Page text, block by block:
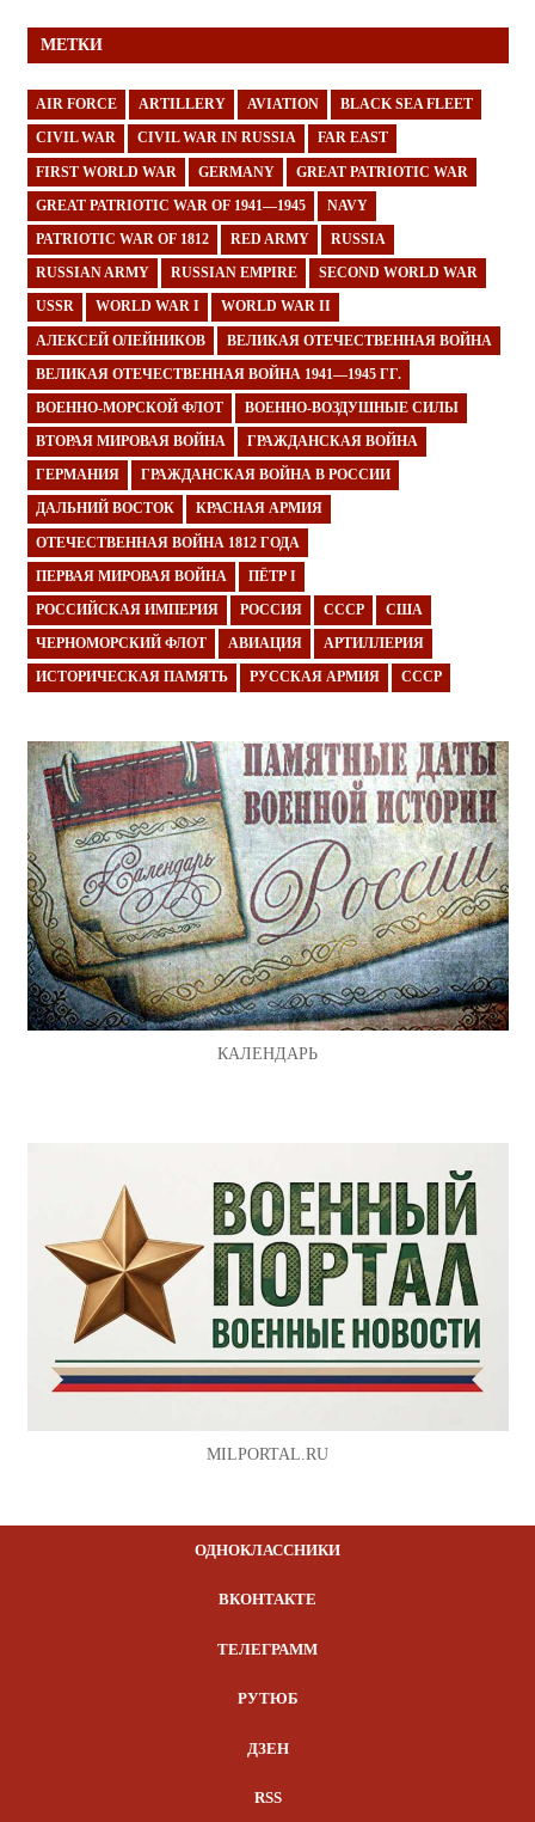
МЕТКИ
AIR FORCE ARTILLERY AVIATION BLACK SEA FLEET
CIVIL WAR CIVIL WAR IN RUSSIA FAR EAST
FIRST WORLD WAR GERMANY GREAT PATRIOTIC WAR
GREAT PATRIOTIC WAR OF 1941—1945 NAVY
PATRIOTIC WAR OF 1812 RED ARMY RUSSIA
RUSSIAN ARMY RUSSIAN EMPIRE SECOND WORLD WAR
USSR WORLD WAR I WORLD WAR II
АЛЕКСЕЙ ОЛЕЙНИКОВ ВЕЛИКАЯ ОТЕЧЕСТВЕННАЯ ВОЙНА
ВЕЛИКАЯ ОТЕЧЕСТВЕННАЯ ВОЙНА 1941—1945 ГГ.
ВОЕННО-МОРСКОЙ ФЛОТ ВОЕННО-ВОЗДУШНЫЕ СИЛЫ
ВТОРАЯ МИРОВАЯ ВОЙНА ГРАЖДАНСКАЯ ВОЙНА
ГЕРМАНИЯ ГРАЖДАНСКАЯ ВОЙНА В РОССИИ
ДАЛЬНИЙ ВОСТОК КРАСНАЯ АРМИЯ
ОТЕЧЕСТВЕННАЯ ВОЙНА 1812 ГОДА
ПЕРВАЯ МИРОВАЯ ВОЙНА ПЁТР I
РОССИЙСКАЯ ИМПЕРИЯ РОССИЯ СССР США
ЧЕРНОМОРСКИЙ ФЛОТ АВИАЦИЯ АРТИЛЛЕРИЯ
ИСТОРИЧЕСКАЯ ПАМЯТЬ РУССКАЯ АРМИЯ СССР
КАЛЕНДАРЬ
MILPORTAL.RU
ОДНОКЛАССНИКИ
ВКОНТАКТЕ
ТЕЛЕГРАММ
РУТЮБ
ДЗЕН
RSS